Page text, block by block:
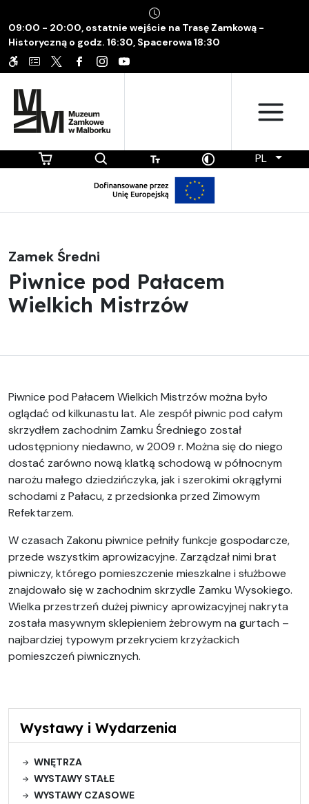
09:00 - 20:00, ostatnie wejście na Trasę Zamkową -
Historyczną o godz. 16:30, Spacerowa 18:30
PL
Zamek Średni
Piwnice pod Pałacem
Wielkich Mistrzów
Piwnice pod Pałacem Wielkich Mistrzów można było
oglądać od kilkunastu lat. Ale zespół piwnic pod całym
skrzydłem zachodnim Zamku Średniego został
udostępniony niedawno, w 2009 r. Można się do niego
dostać zarówno nową klatką schodową w północnym
narożu małego dziedzińczyka, jak i szerokimi okrągłymi
schodami z Pałacu, z przedsionka przed Zimowym
Refektarzem.
W czasach Zakonu piwnice pełniły funkcje gospodarcze,
przede wszystkim aprowizacyjne. Zarządzał nimi brat
piwniczy, którego pomieszczenie mieszkalne i służbowe
znajdowało się w zachodnim skrzydle Zamku Wysokiego.
Wielka przestrzeń dużej piwnicy aprowizacyjnej nakryta
została masywnym sklepieniem żebrowym na gurtach –
najbardziej typowym przekryciem krzyżackich
pomieszczeń piwnicznych.
Wystawy i Wydarzenia
WNĘTRZA
WYSTAWY STAŁE
WYSTAWY CZASOWE